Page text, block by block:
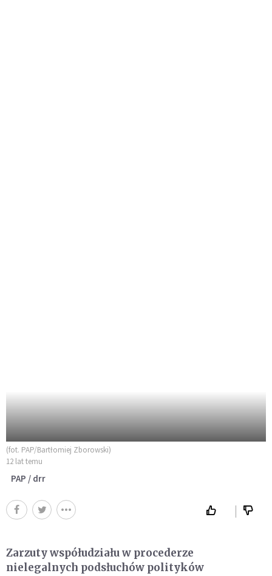
(fot. PAP/Bartłomiej Zborowski)
12 lat temu
PAP / drr
Zarzuty współudziału w procederze
nielegalnych podsłuchów polityków